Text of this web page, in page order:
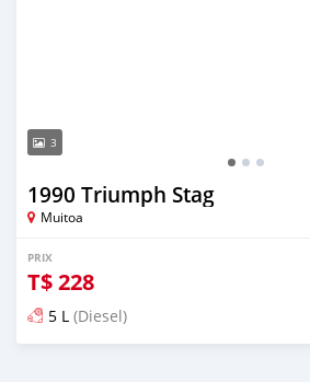
3
1990 Triumph Stag
Muitoa
PRIX
T$228
5 L (Diesel)